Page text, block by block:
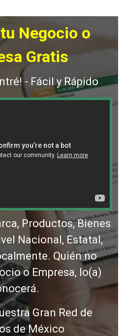
Negocio o
Gratis
- Fácil y Rápido
Productos, Bienes
Nacional, Estatal,
Quién no
o Empresa, lo(a)
Gran Red de
de México